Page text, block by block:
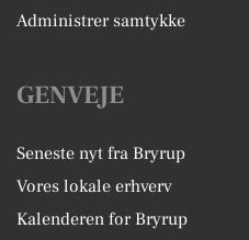
Administrer samtykke
GENVEJE
Seneste nyt fra Bryrup
Vores lokale erhverv
Kalenderen for Bryrup